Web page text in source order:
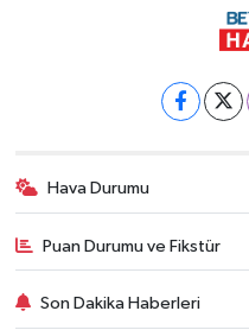
İskenderun-antakya yolu üzeri
Karaçay mahallesi Samandağ
0 (532) 380 47 77 Yol
Hava Durumu
Puan Durumu ve Fikstür
Son Dakika Haberleri